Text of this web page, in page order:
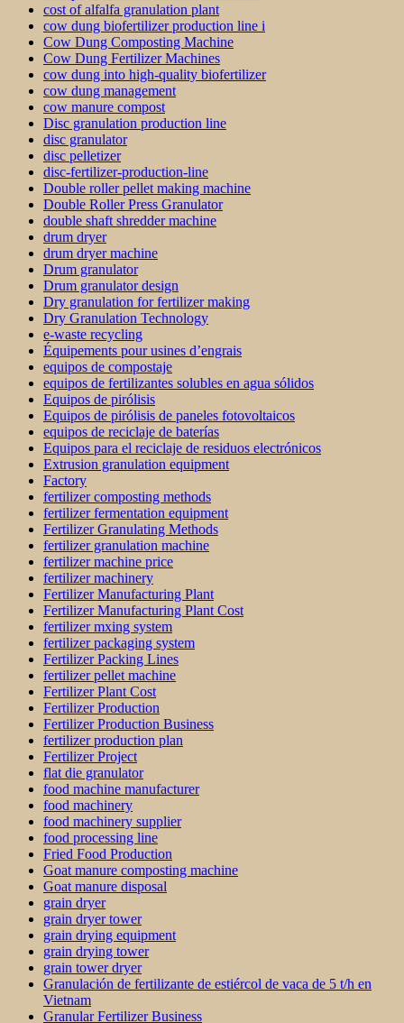
cost of alfalfa granulation plant
cow dung biofertilizer production line i
Cow Dung Composting Machine
Cow Dung Fertilizer Machines
cow dung into high-quality biofertilizer
cow dung management
cow manure compost
Disc granulation production line
disc granulator
disc pelletizer
disc-fertilizer-production-line
Double roller pellet making machine
Double Roller Press Granulator
double shaft shredder machine
drum dryer
drum dryer machine
Drum granulator
Drum granulator design
Dry granulation for fertilizer making
Dry Granulation Technology
e-waste recycling
Équipements pour usines d’engrais
equipos de compostaje
equipos de fertilizantes solubles en agua sólidos
Equipos de pirólisis
Equipos de pirólisis de paneles fotovoltaicos
equipos de reciclaje de baterías
Equipos para el reciclaje de residuos electrónicos
Extrusion granulation equipment
Factory
fertilizer composting methods
fertilizer fermentation equipment
Fertilizer Granulating Methods
fertilizer granulation machine
fertilizer machine price
fertilizer machinery
Fertilizer Manufacturing Plant
Fertilizer Manufacturing Plant Cost
fertilizer mxing system
fertilizer packaging system
Fertilizer Packing Lines
fertilizer pellet machine
Fertilizer Plant Cost
Fertilizer Production
Fertilizer Production Business
fertilizer production plan
Fertilizer Project
flat die granulator
food machine manufacturer
food machinery
food machinery supplier
food processing line
Fried Food Production
Goat manure composting machine
Goat manure disposal
grain dryer
grain dryer tower
grain drying equipment
grain drying tower
grain tower dryer
Granulación de fertilizante de estiércol de vaca de 5 t/h en
Vietnam
Granular Fertilizer Business